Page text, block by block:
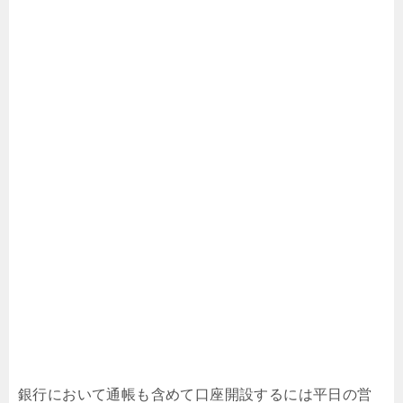
銀行において通帳も含めて口座開設するには平日の営